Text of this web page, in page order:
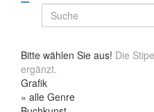
Bitte wählen Sie aus! Die
ergänzt.
Grafik
» alle Genre